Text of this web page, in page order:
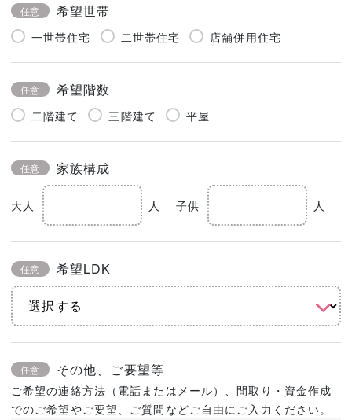
任意 希望世帯
一世帯住宅 二世帯住宅 店舗併用住宅
任意 希望階数
二階建て 三階建て 平屋
任意 家族構成
大人 人 子供 人
任意 希望LDK
任意 その他、ご要望等
ご希望の連絡方法（電話またはメール）、間取り・資金作成
でのご希望やご要望、ご質問などご自由にご入力ください。